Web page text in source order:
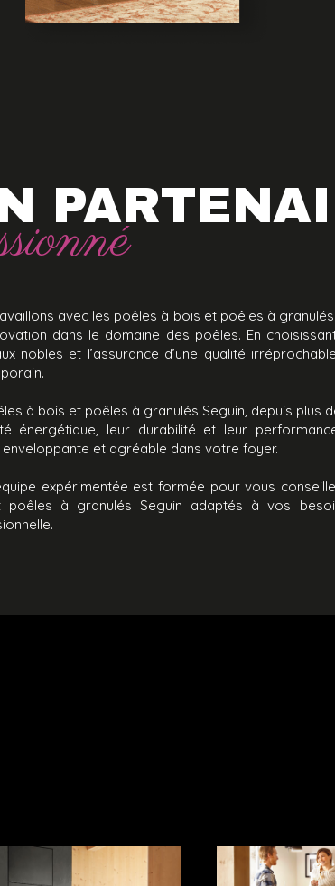
avec les poêles à bois et poêles à granulés
dans le domaine des poêles. En
nobles et l’assurance d’une qualité
à bois et poêles à granulés Seguin, depuis plus
énergétique, leur durabilité et leur
enveloppante et agréable dans votre foyer.
expérimentée est formée pour vous
poêles à granulés Seguin adaptés à vos